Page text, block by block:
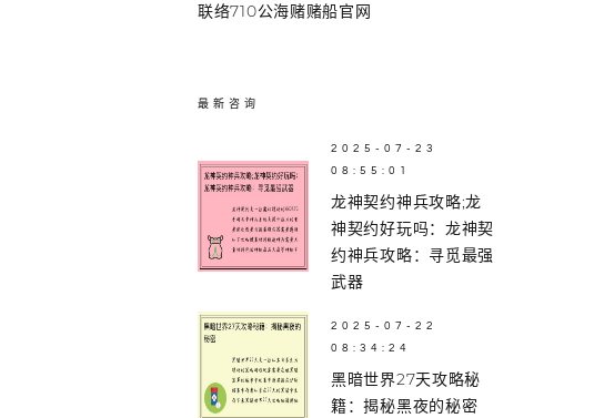
联络710公海赌赌船官网
最新咨询
2025-07-23
08:55:01
龙神契约神兵攻略;龙
神契约好玩吗：龙神契
约神兵攻略：寻觅最强
武器
2025-07-22
08:34:24
黑暗世界27天攻略秘
籍：揭秘黑夜的秘密